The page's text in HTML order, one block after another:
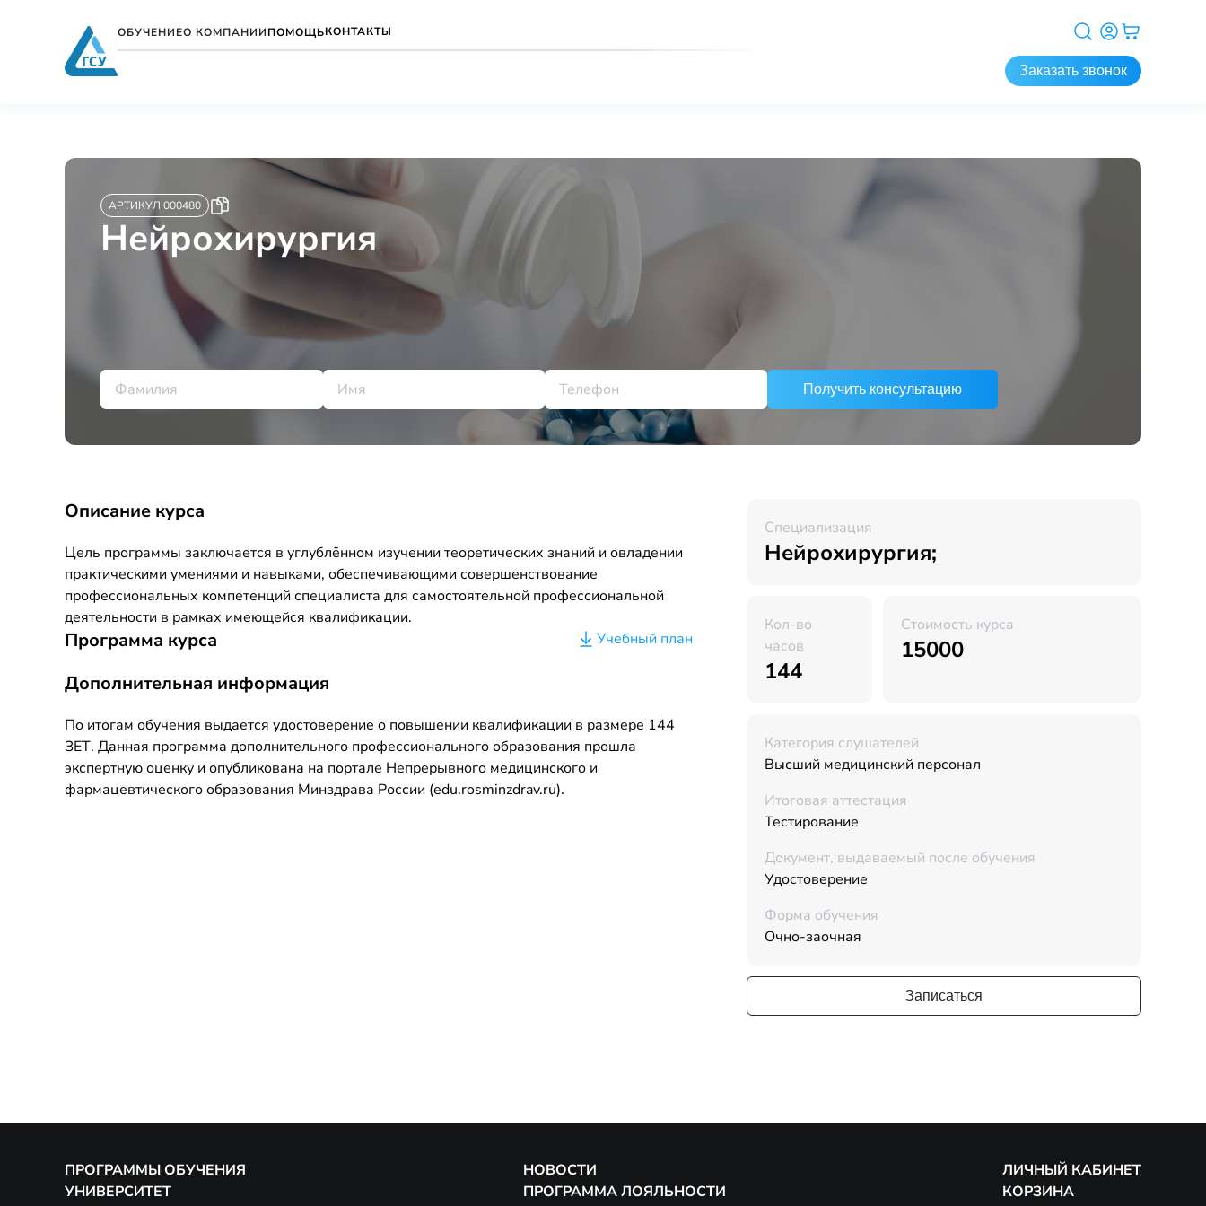
ОБУЧЕНИЕО КОМПАНИИПОМОЩЬКОНТАКТЫ
Заказать звонок
АРТИКУЛ 000480
Нейрохирургия
Получить консультацию
Описание курса
Цель программы заключается в углублённом изучении теоретических знаний и овладении
практическими умениями и навыками, обеспечивающими совершенствование
профессиональных компетенций специалиста для самостоятельной профессиональной
деятельности в рамках имеющейся квалификации.
Программа курса Учебный план
Дополнительная информация
По итогам обучения выдается удостоверение о повышении квалификации в размере 144
ЗЕТ. Данная программа дополнительного профессионального образования прошла
экспертную оценку и опубликована на портале Непрерывного медицинского и
фармацевтического образования Минздрава России (edu.rosminzdrav.ru).
Специализация
Нейрохирургия;
Кол-во
часов
144
Стоимость курса
15000
Категория слушателей
Высший медицинский персонал
Итоговая аттестация
Тестирование
Документ, выдаваемый после обучения
Удостоверение
Форма обучения
Очно-заочная
Записаться
ПРОГРАММЫ ОБУЧЕНИЯ
УНИВЕРСИТЕТ
НОВОСТИ
ПРОГРАММА ЛОЯЛЬНОСТИ
ЛИЧНЫЙ КАБИНЕТ
КОРЗИНА